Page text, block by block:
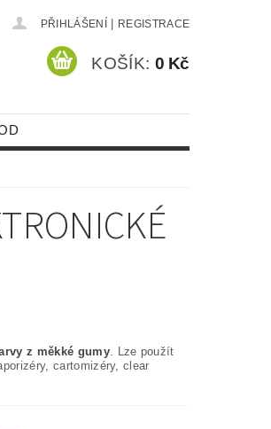
PŘIHLÁŠENÍ REGISTRACE
KOŠÍK: 0 Kč
z měkké gumy. Lze použít
cartomizéry, clear